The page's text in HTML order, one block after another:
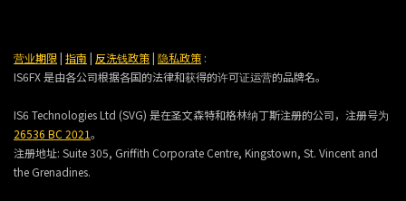
营业期限| 指南 | 反洗钱政策| 隐私政策 :
IS6FX 是由各公司根据各国的法律和获得的许可证运营的品牌名。
IS6 Technologies Ltd (SVG) 是在圣文森特和格林纳丁斯注册的公司，注册号为
26536 BC 2021。
注册地址: Suite 305, Griffith Corporate Centre, Kingstown, St. Vincent and
the Grenadines.